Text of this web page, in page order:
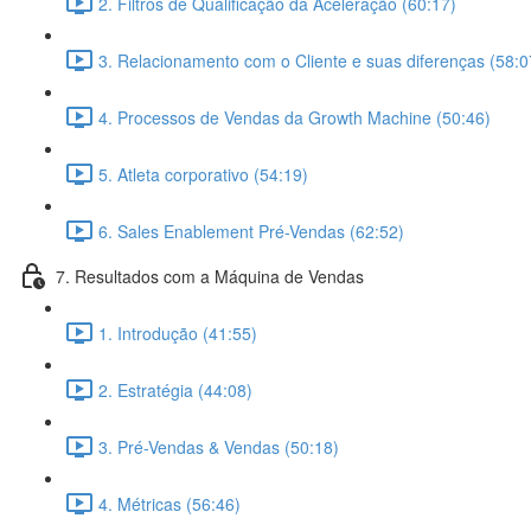
3. Relacionamento com o Cliente e suas diferenças
4. Processos de Vendas da Growth Machine (50:46)
5. Atleta corporativo (54:19)
6. Sales Enablement Pré-Vendas (62:52)
7. Resultados com a Máquina de Vendas
1. Introdução (41:55)
2. Estratégia (44:08)
3. Pré-Vendas & Vendas (50:18)
4. Métricas (56:46)